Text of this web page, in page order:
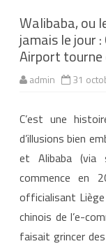
Walibaba, ou
jamais le jour :
Airport
admin 31
C’est une
d’illusions bien
et Alibaba (via
commence en
officialisant
chinois de l’e-
faisait grincer